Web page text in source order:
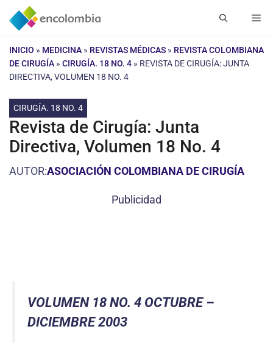
Saltar
INICIO » MEDICINA » REVISTAS MÉDICAS » REVISTA COLOMBIANA
DE CIRUGÍA » CIRUGÍA. 18 NO. 4 » REVISTA DE CIRUGÍA: JUNTA
DIRECTIVA, VOLUMEN 18 NO. 4
CIRUGÍA. 18 NO. 4
Revista de Cirugía: Junta
Directiva, Volumen 18 No. 4
AUTOR:ASOCIACIÓN COLOMBIANA DE CIRUGÍA
Publicidad
VOLUMEN 18 NO. 4 OCTUBRE –
DICIEMBRE 2003